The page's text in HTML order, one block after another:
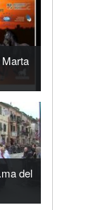
del